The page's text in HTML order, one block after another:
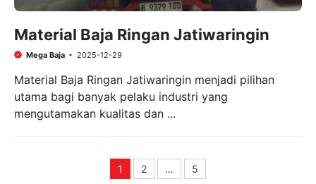
Material Baja Ringan Jatiwaringin
Mega Baja 2025-12-29
Material Baja Ringan Jatiwaringin menjadi pilihan
utama bagi banyak pelaku industri yang
mengutamakan kualitas dan ...
Page
1 Page
2 … 5